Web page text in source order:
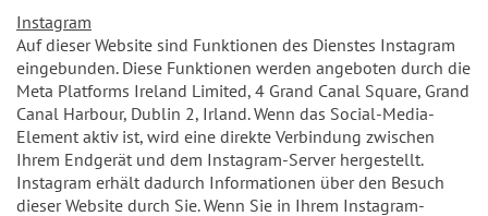
Instagram
Auf dieser Website sind Funktionen des Dienstes Instagram
eingebunden. Diese Funktionen werden angeboten durch die
Meta Platforms Ireland Limited, 4 Grand Canal Square, Grand
Canal Harbour, Dublin 2, Irland. Wenn das Social-Media-
Element aktiv ist, wird eine direkte Verbindung zwischen
Ihrem Endgerät und dem Instagram-Server hergestellt.
Instagram erhält dadurch Informationen über den Besuch
dieser Website durch Sie. Wenn Sie in Ihrem Instagram-